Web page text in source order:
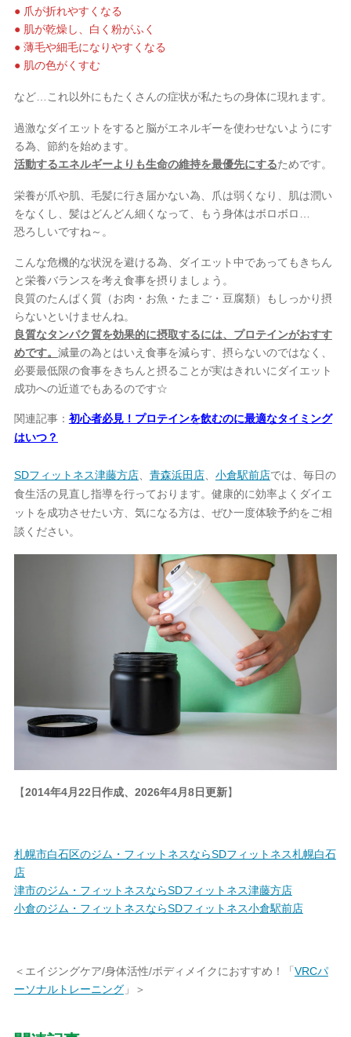
● 爪が折れやすくなる
● 肌が乾燥し、白く粉がふく
● 薄毛や細毛になりやすくなる
● 肌の色がくすむ
など…これ以外にもたくさんの症状が私たちの身体に現れます。
過激なダイエットをすると脳がエネルギーを使わせないようにす
る為、節約を始めます。
活動するエネルギーよりも生命の維持を最優先にするためです。
栄養が爪や肌、毛髪に行き届かない為、爪は弱くなり、肌は潤い
をなくし、髪はどんどん細くなって、もう身体はボロボロ…
恐ろしいですね～。
こんな危機的な状況を避ける為、ダイエット中であってもきちん
と栄養バランスを考え食事を摂りましょう。
良質のたんぱく質（お肉・お魚・たまご・豆腐類）もしっかり摂
らないといけませんね。
良質なタンパク質を効果的に摂取するには、プロテインがおすす
めです。 減量の為とはいえ食事を減らす、摂らないのではなく、
必要最低限の食事をきちんと摂ることが実はきれいにダイエット
成功への近道でもあるのです☆
関連記事： 初心者必見！プロテインを飲むのに最適なタイミング
はいつ？
SDフィットネス津藤方店、 青森浜田店、 小倉駅前店では、毎日の
食生活の見直し指導を行っております。健康的に効率よくダイエ
ットを成功させたい方、気になる方は、ぜひ一度体験予約をご相
談ください。
【2014年4月22日作成、2026年4月8日更新】
札幌市白石区のジム・フィットネスならSDフィットネス札幌白石
店
津市のジム・フィットネスならSDフィットネス津藤方店
小倉のジム・フィットネスならSDフィットネス小倉駅前店
＜エイジングケア/身体活性/ボディメイクにおすすめ！「 VRCパ
ーソナルトレーニング」＞